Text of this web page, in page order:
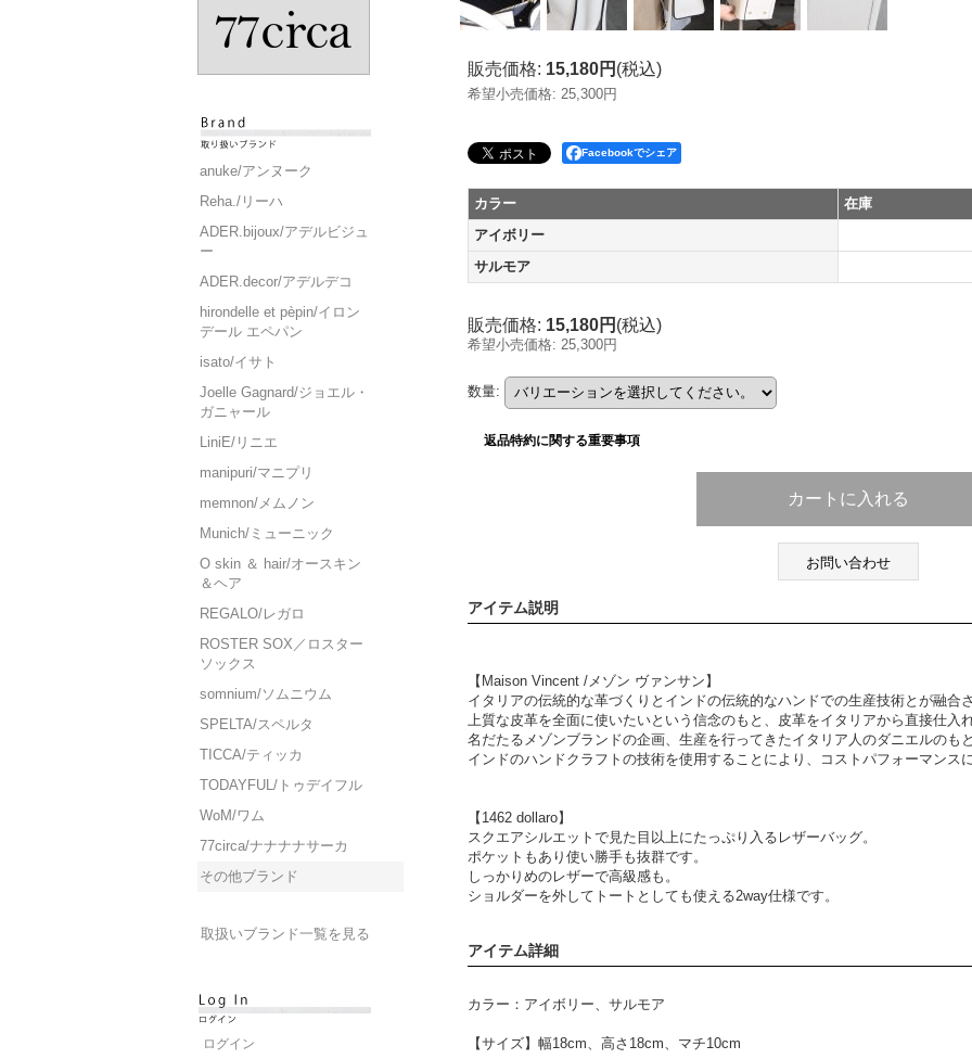
anuke/アンヌーク
Reha./リーハ
ADER.bijoux/アデルビジュ
ー
ADER.decor/アデルデコ
hirondelle et pèpin/イロン
デール エペパン
isato/イサト
Joelle Gagnard/ジョエル・
ガニャール
LiniE/リニエ
manipuri/マニプリ
memnon/メムノン
Munich/ミューニック
O skin ＆ hair/オースキン
＆ヘア
REGALO/レガロ
ROSTER SOX／ロスター
ソックス
somnium/ソムニウム
SPELTA/スペルタ
TICCA/ティッカ
TODAYFUL/トゥデイフル
WoM/ワム
77circa/ナナナナサーカ
その他ブランド
取扱いブランド一覧を見る
ログイン
販売価格: 15,180円 (税込)
希望小売価格: 25,300円
Facebookでシェア
カラー
在庫
アイボリー
サルモア
販売価格: 15,180円 (税込)
希望小売価格: 25,300円
数量:
返品特約に関する重要事項
お問い合わせ
アイテム説明
【Maison Vincent /メゾン ヴァンサン】
イタリアの伝統的な革づくりとインドの伝統的なハンドでの生産技術とが融合
上質な皮革を全面に使いたいという信念のもと、皮革をイタリアから直接仕入
名だたるメゾンブランドの企画、生産を行ってきたイタリア人のダニエルのも
インドのハンドクラフトの技術を使用することにより、コストパフォーマンス
【1462 dollaro】
スクエアシルエットで見た目以上にたっぷり入るレザーバッグ。
ポケットもあり使い勝手も抜群です。
しっかりめのレザーで高級感も。
ショルダーを外してトートとしても使える2way仕様です。
アイテム詳細
カラー：アイボリー、サルモア
【サイズ】幅18cm、高さ18cm、マチ10cm